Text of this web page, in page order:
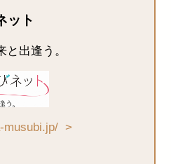
ット
出逢う。
musubi.jp/